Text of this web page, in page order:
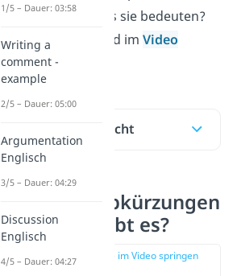
keine Ahnung, was sie bedeuten?
Hier im Beitrag und imVideo
erklären wir’s dir!
Inhaltsübersicht
Englische Abkürzungen
— welche gibt es?
zur Stelle im Video springen
(00:18)
1/5 – Dauer: 03:58
Writing a
comment -
example
2/5 – Dauer: 05:00
Argumentation
Englisch
3/5 – Dauer: 04:29
Discussion
Englisch
4/5 – Dauer: 04:27